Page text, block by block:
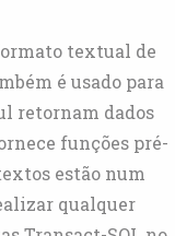
textual de
é usado para
retornam dados
funções pré-
estão num
qualquer